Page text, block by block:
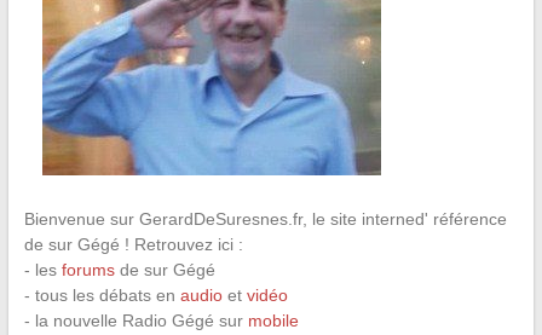
Bienvenue sur GerardDeSuresnes.fr, le site interned' référence
de sur Gégé ! Retrouvez ici :
- les forumsde sur Gégé
- tous les débats en audioet vidéo
- la nouvelle Radio Gégé sur mobile